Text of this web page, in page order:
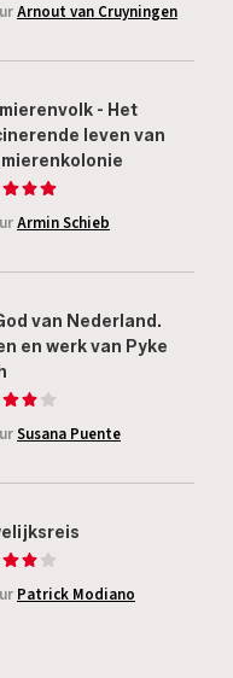
Arnout van Cruyningen
- Het
leven van
Armin Schieb
van Nederland.
en werk van Pyke
Susana Puente
Patrick Modiano